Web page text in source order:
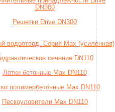
DN300
Решетки Drive DN300
водоотвод. Серия Max (усиленная)
сечение DN110
Лотки бетонные Max DN110
полимербетонные Max DN110
Пескоуловители Max DN110